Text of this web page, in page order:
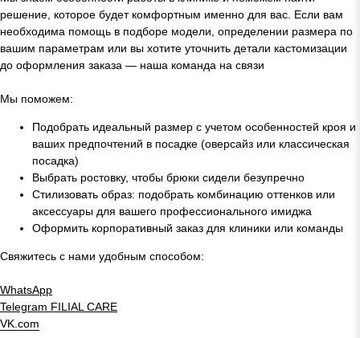
решение, которое будет комфортным именно для вас. Если вам
необходима помощь в подборе модели, определении размера по
вашим параметрам или вы хотите уточнить детали кастомизации
до оформления заказа — наша команда на связи
Мы поможем:
Подобрать идеальный размер с учетом особенностей кроя и
ваших предпочтений в посадке (оверсайз или классическая
посадка)
Выбрать ростовку, чтобы брюки сидели безупречно
Стилизовать образ: подобрать комбинацию оттенков или
аксессуары для вашего профессионального имиджа
Оформить корпоративный заказ для клиники или команды
Свяжитесь с нами удобным способом:
WhatsApp
Telegram FILIAL CARE
VK.com